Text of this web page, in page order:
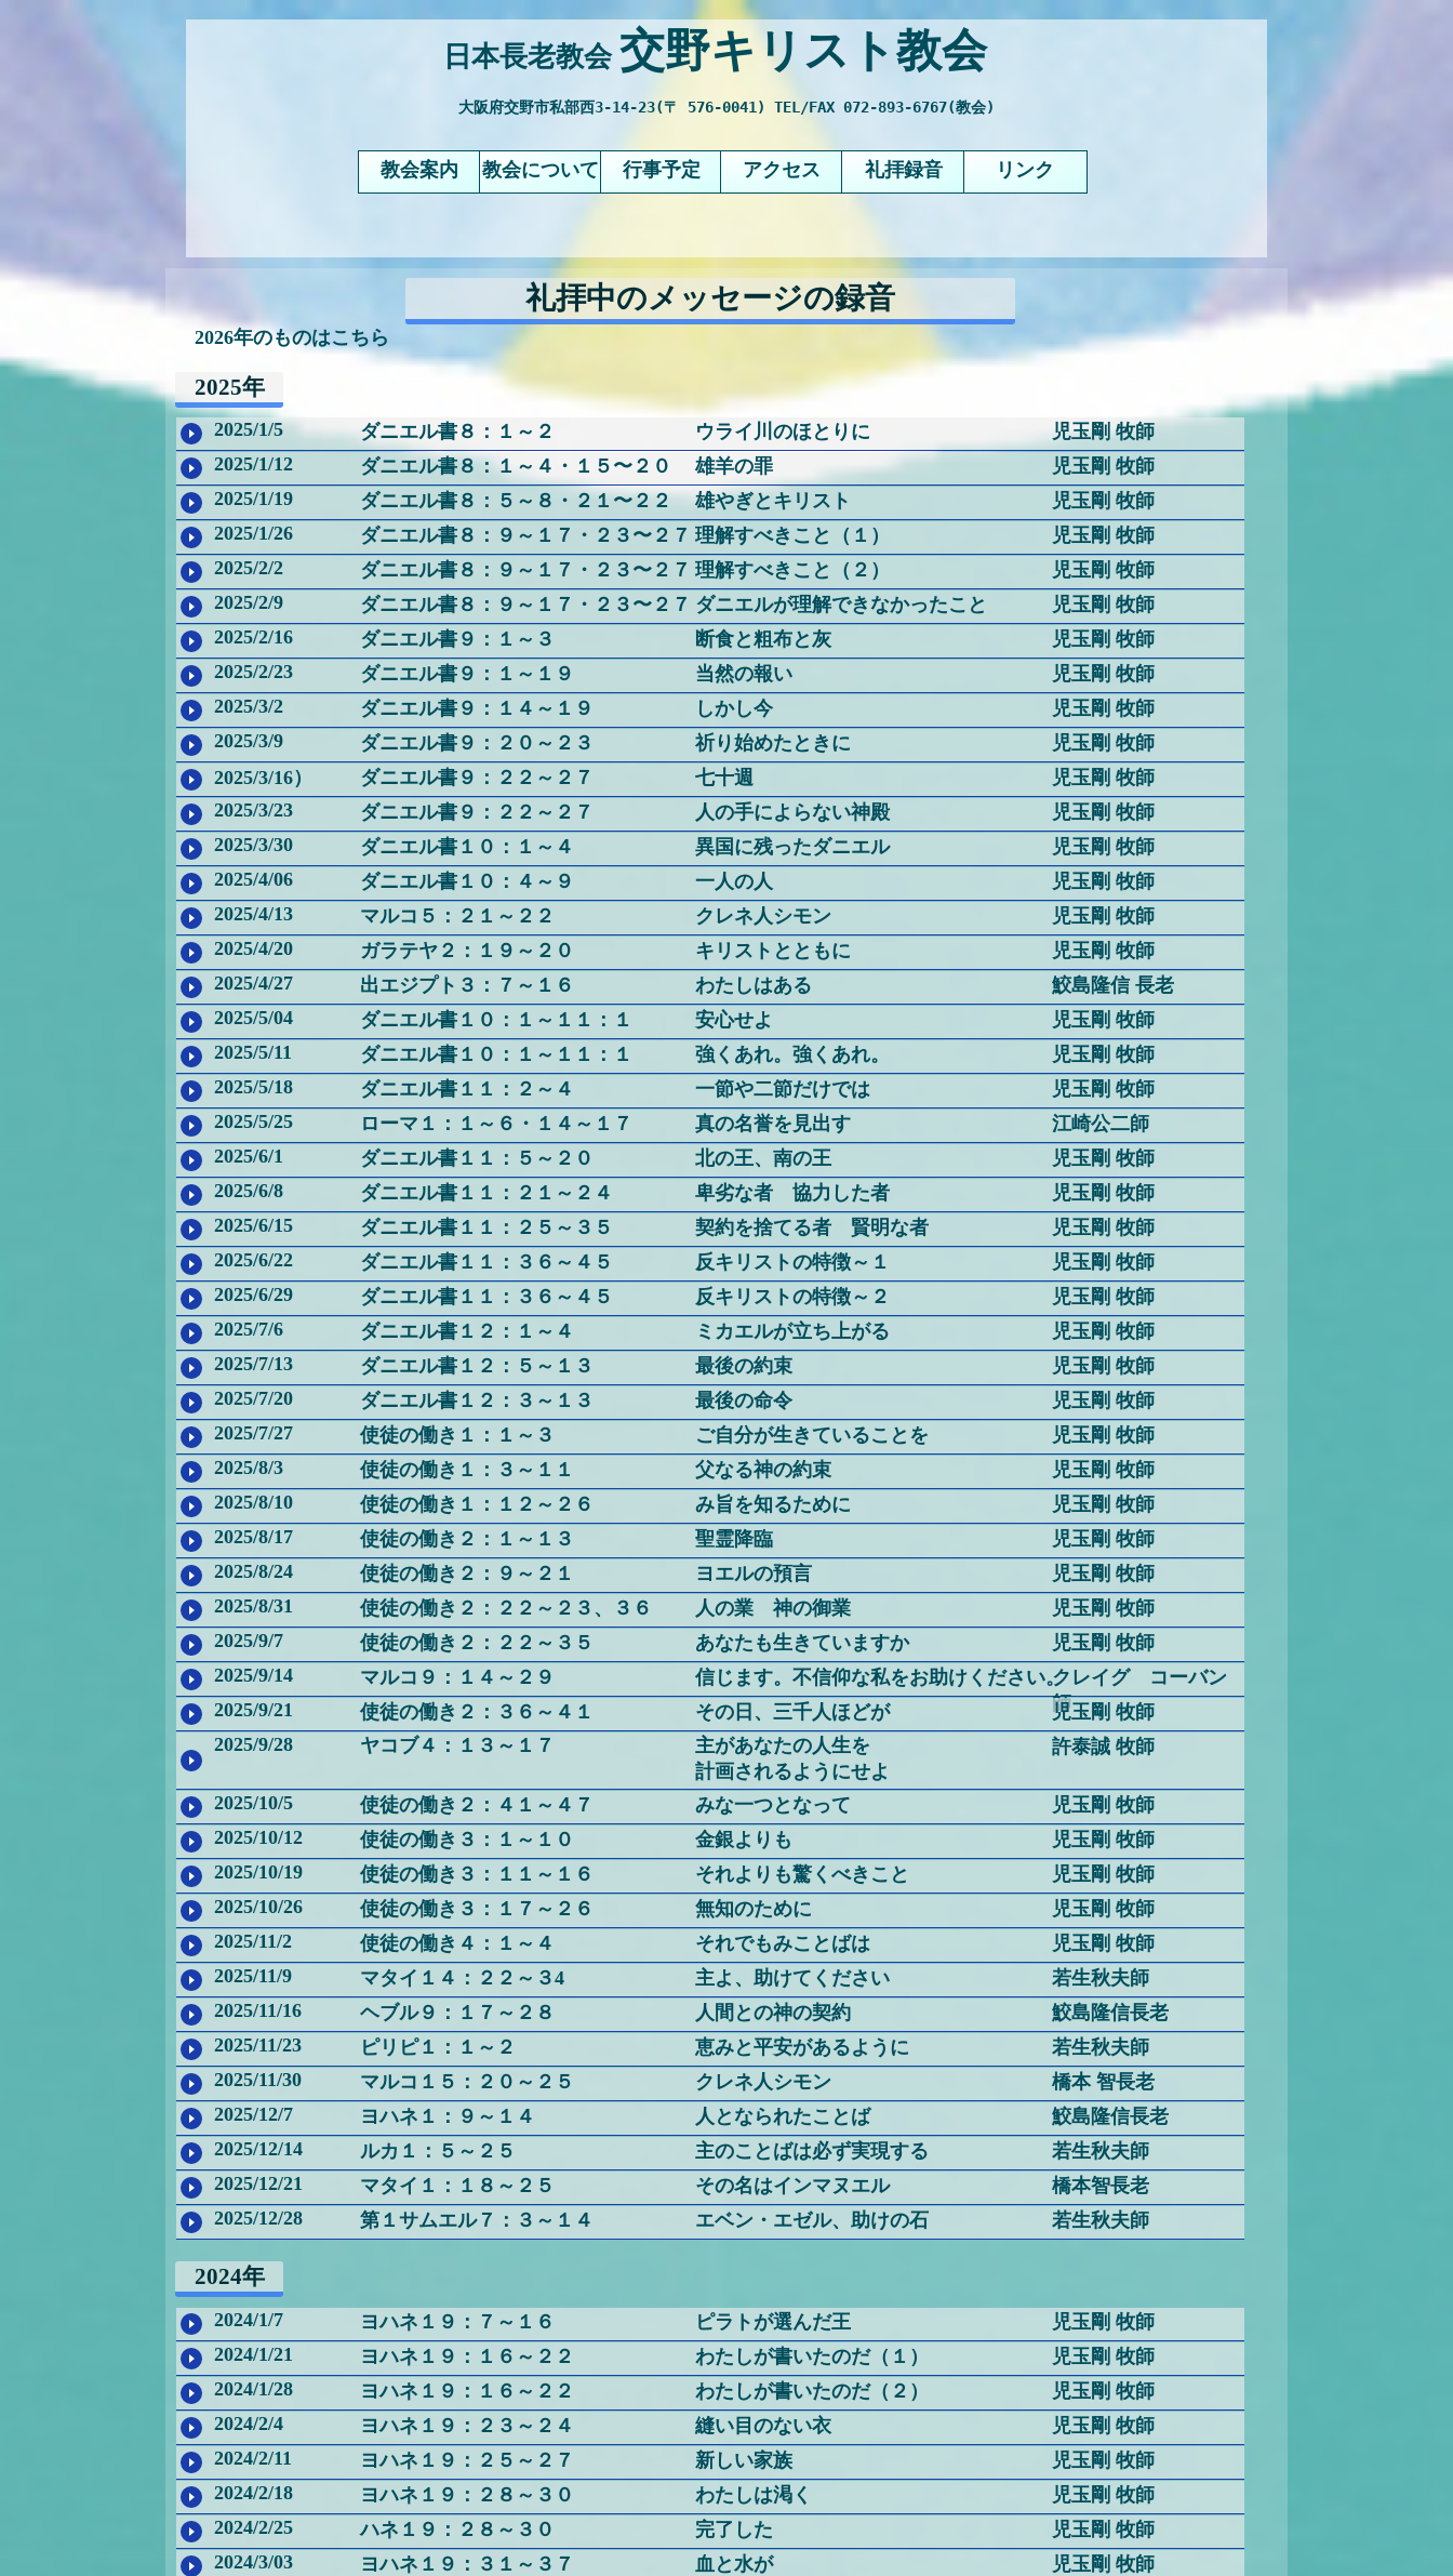
日本長老教会 交野キリスト教会
大阪府交野市私部西3-14-23(〒 576-0041) TEL/FAX 072-893-6767(教会)
教会案内 教会について 行事予定 アクセス 礼拝録音 リンク
礼拝中のメッセージの録音
2026年のものはこちら
2025年
2025/1/5 ダニエル書８：１～２ ウライ川のほとりに
児玉剛 牧師
2025/1/12
ダニエル書８：１～４・１５〜２０ 雄羊の罪
児玉剛 牧師
2025/1/19
ダニエル書８：５～８・２１〜２２ 雄やぎとキリスト
児玉剛 牧師
2025/1/26
ダニエル書８：９～１７・２３〜２７ 理解すべきこと（１）
児玉剛 牧師
2025/2/2
ダニエル書８：９～１７・２３〜２７ 理解すべきこと（２）
児玉剛 牧師
2025/2/9
ダニエル書８：９～１７・２３〜２７ ダニエルが理解できなかったこと
児玉剛 牧師
2025/2/16
ダニエル書９：１～３ 断食と粗布と灰
児玉剛 牧師
2025/2/23
ダニエル書９：１～１９ 当然の報い
児玉剛 牧師
2025/3/2
ダニエル書９：１４～１９ しかし今
児玉剛 牧師
2025/3/9
ダニエル書９：２０～２３ 祈り始めたときに
児玉剛 牧師
2025/3/16）
ダニエル書９：２２～２７ 七十週
児玉剛 牧師
2025/3/23
ダニエル書９：２２～２７ 人の手によらない神殿
児玉剛 牧師
2025/3/30
ダニエル書１０：１～４ 異国に残ったダニエル
児玉剛 牧師
2025/4/06
ダニエル書１０：４～９ 一人の人
児玉剛 牧師
2025/4/13
マルコ５：２１～２２ クレネ人シモン
児玉剛 牧師
2025/4/20
ガラテヤ２：１９～２０ キリストとともに
児玉剛 牧師
2025/4/27
出エジプト３：７～１６ わたしはある
鮫島隆信 長老
2025/5/04
ダニエル書１０：１～１１：１ 安心せよ
児玉剛 牧師
2025/5/11
ダニエル書１０：１～１１：１ 強くあれ。強くあれ。
児玉剛 牧師
2025/5/18
ダニエル書１１：２～４ 一節や二節だけでは
児玉剛 牧師
2025/5/25
ローマ１：１～６・１４～１７ 真の名誉を見出す
江崎公二師
2025/6/1
ダニエル書１１：５～２０ 北の王、南の王
児玉剛 牧師
2025/6/8
ダニエル書１１：２１～２４ 卑劣な者 協力した者
児玉剛 牧師
2025/6/15
ダニエル書１１：２５～３５ 契約を捨てる者 賢明な者
児玉剛 牧師
2025/6/22
ダニエル書１１：３６～４５ 反キリストの特徴～１
児玉剛 牧師
2025/6/29
ダニエル書１１：３６～４５ 反キリストの特徴～２
児玉剛 牧師
2025/7/6
ダニエル書１２：１～４ ミカエルが立ち上がる
児玉剛 牧師
2025/7/13
ダニエル書１２：５～１３ 最後の約束
児玉剛 牧師
2025/7/20
ダニエル書１２：３～１３ 最後の命令
児玉剛 牧師
2025/7/27
使徒の働き１：１～３ ご自分が生きていることを
児玉剛 牧師
2025/8/3
使徒の働き１：３～１１ 父なる神の約束
児玉剛 牧師
2025/8/10
使徒の働き１：１２～２６ み旨を知るために
児玉剛 牧師
2025/8/17
使徒の働き２：１～１３ 聖霊降臨
児玉剛 牧師
2025/8/24
使徒の働き２：９～２１ ヨエルの預言
児玉剛 牧師
2025/8/31
使徒の働き２：２２～２３、３６ 人の業 神の御業
児玉剛 牧師
2025/9/7
使徒の働き２：２２～３５ あなたも生きていますか
児玉剛 牧師
2025/9/14
マルコ９：１４～２９ 信じます。不信仰な私をお助けください。クレイグ コーバン
師
2025/9/21 使徒の働き２：３６～４１ その日、三千人ほどが
児玉剛 牧師
2025/9/28
ヤコブ４：１３～１７
主があなたの人生を
計画されるようにせよ
許泰誠 牧師
2025/10/5 使徒の働き２：４１～４７ みな一つとなって
児玉剛 牧師
2025/10/12
使徒の働き３：１～１０ 金銀よりも
児玉剛 牧師
2025/10/19
使徒の働き３：１１～１６ それよりも驚くべきこと
児玉剛 牧師
2025/10/26
使徒の働き３：１７～２６ 無知のために
児玉剛 牧師
2025/11/2
使徒の働き４：１～４ それでもみことばは
児玉剛 牧師
2025/11/9
マタイ１４：２２～３4 主よ、助けてください
若生秋夫師
2025/11/16
ヘブル９：１７～２８ 人間との神の契約
鮫島隆信長老
2025/11/23
ピリピ１：１～２ 恵みと平安があるように
若生秋夫師
2025/11/30
マルコ１５：２０～２５ クレネ人シモン
橋本 智長老
2025/12/7
ヨハネ１：９～１４ 人となられたことば
鮫島隆信長老
2025/12/14
ルカ１：５～２５ 主のことばは必ず実現する
若生秋夫師
2025/12/21
マタイ１：１８～２５ その名はインマヌエル
橋本智長老
2025/12/28
第１サムエル７：３～１４ エベン・エゼル、助けの石 若生秋夫師
2024年
2024/1/7 ヨハネ１９：７～１６ ピラトが選んだ王
児玉剛 牧師
2024/1/21
ヨハネ１９：１６～２２ わたしが書いたのだ（１）
児玉剛 牧師
2024/1/28
ヨハネ１９：１６～２２ わたしが書いたのだ（２）
児玉剛 牧師
2024/2/4
ヨハネ１９：２３～２４ 縫い目のない衣
児玉剛 牧師
2024/2/11
ヨハネ１９：２５～２７ 新しい家族
児玉剛 牧師
2024/2/18
ヨハネ１９：２８～３０ わたしは渇く
児玉剛 牧師
2024/2/25
ハネ１９：２８～３０ 完了した
児玉剛 牧師
2024/3/03
ヨハネ１９：３１～３７ 血と水が
児玉剛 牧師